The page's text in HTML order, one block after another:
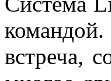
командой.
встреча,